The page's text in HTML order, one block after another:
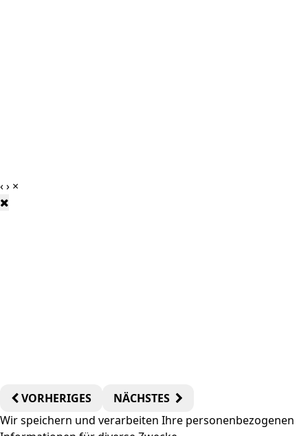
‹› ×
VORHERIGES
NÄCHSTES
Wir speichern und verarbeiten Ihre personenbezogenen